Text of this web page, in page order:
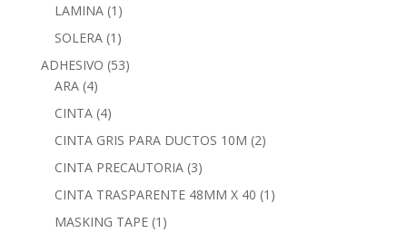
LAMINA (1)
SOLERA (1)
ADHESIVO (53)
ARA (4)
CINTA (4)
CINTA GRIS PARA DUCTOS 10M (2)
CINTA PRECAUTORIA (3)
CINTA TRASPARENTE 48MM X 40 (1)
MASKING TAPE (1)